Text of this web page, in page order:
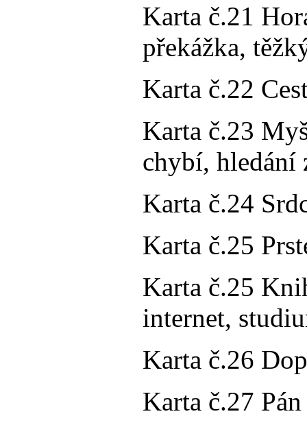
Karta č.21
překážka,
Karta č.22
Karta č.23
chybí, hledání
Karta č.24
Karta č.25
Karta č.25
internet,
Karta č.26
Karta č.27